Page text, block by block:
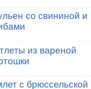
со свининой и
из вареной
с брюссельской